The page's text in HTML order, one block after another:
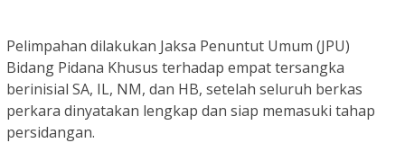
Pelimpahan dilakukan Jaksa Penuntut Umum (JPU)
Bidang Pidana Khusus terhadap empat tersangka
berinisial SA, IL, NM, dan HB, setelah seluruh berkas
perkara dinyatakan lengkap dan siap memasuki tahap
persidangan.